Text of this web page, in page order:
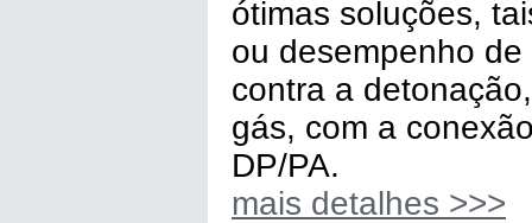
ótimas soluções,
ou desempenho
contra a
gás, com a
DP/PA.
mais detalhes >>>